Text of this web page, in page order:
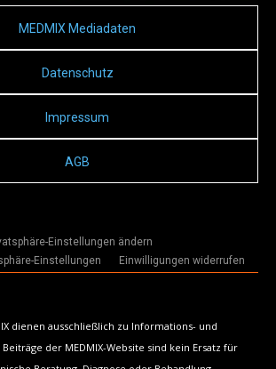
MEDMIX Mediadaten
Datenschutz
Impressum
AGB
Einstellungen ändern
Einstellungen
Einwilligungen widerrufen
dienen ausschließlich zu Informations- und
der MEDMIX-Website sind kein Ersatz für